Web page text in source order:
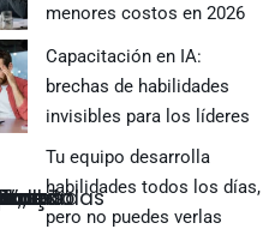
menores costos en 2026
Capacitación en IA:
brechas de habilidades
invisibles para los líderes
Tu equipo desarrolla
habilidades todos los días,
pero no puedes verlas